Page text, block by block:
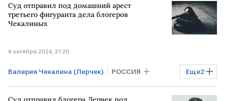
ФНС России ФНС
Суд отправил под домашний арест
третьего фигуранта дела блогеров
Чекалиных
4 октября 2024, 21:20
Еще2
Валерия Чекалина (Лерчек) РОССИЯ
суд домашний арест